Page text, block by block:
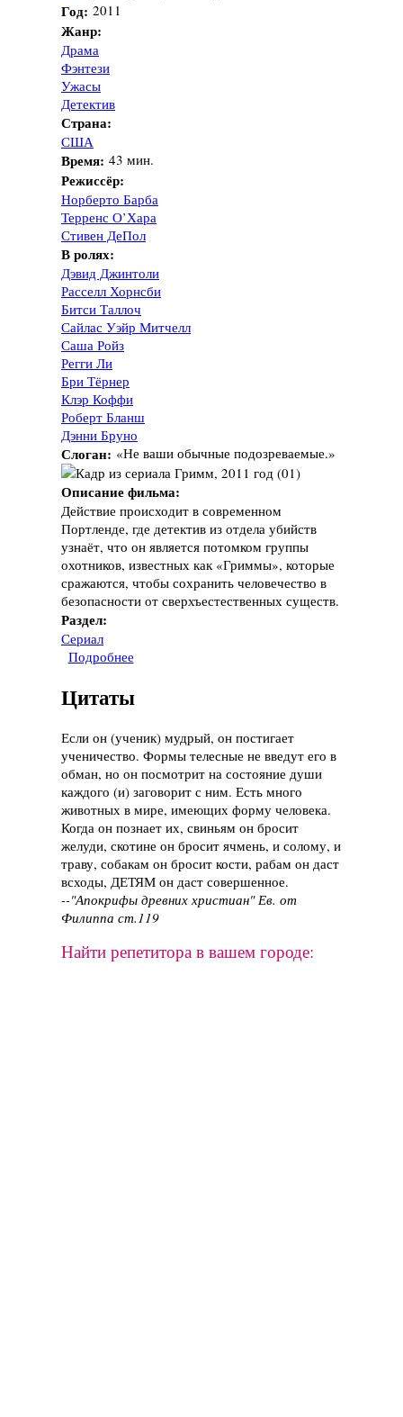
Год: 2011
Жанр:
Драма
Фэнтези
Ужасы
Детектив
Страна:
США
Время: 43 мин.
Режиссёр:
Норберто Барба
Терренс О’Хара
Стивен ДеПол
В ролях:
Дэвид Джинтоли
Расселл Хорнсби
Битси Таллоч
Сайлас Уэйр Митчелл
Саша Ройз
Регги Ли
Бри Тёрнер
Клэр Коффи
Роберт Бланш
Дэнни Бруно
Слоган: «Не ваши обычные подозреваемые.»
Описание фильма:
Действие происходит в современном
Портленде, где детектив из отдела убийств
узнаёт, что он является потомком группы
охотников, известных как «Гриммы», которые
сражаются, чтобы сохранить человечество в
безопасности от сверхъестественных существ.
Раздел:
Сериал
Подробнее
Цитаты
Если он (ученик) мудрый, он постигает
ученичество. Формы телесные не введут его в
обман, но он посмотрит на состояние души
каждого (и) заговорит с ним. Есть много
животных в мире, имеющих форму человека.
Когда он познает их, свиньям он бросит
желуди, скотине он бросит ячмень, и солому, и
траву, собакам он бросит кости, рабам он даст
всходы, ДЕТЯМ он даст совершенное.
--"Апокрифы древних христиан" Ев. от
Филиппа ст.119
Найти репетитора в вашем городе: